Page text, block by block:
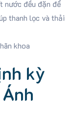
nước đều đặn để
thanh lọc và thải
khoa
kỳ